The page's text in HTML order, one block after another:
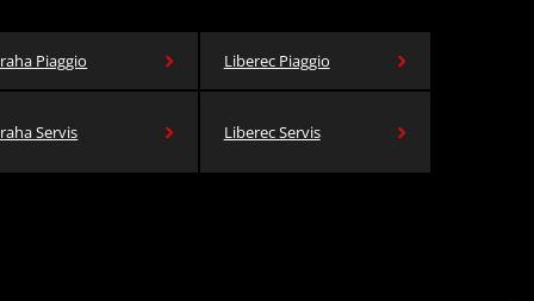
Piaggio Liberec Piaggio
Servis Liberec Servis